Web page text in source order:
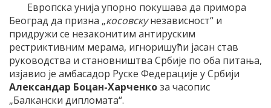
Европска унија упорно покушава да примора
Београд да призна „косовскунезависност“ и
придружи се незаконитим антируским
рестриктивним мерама, игноришући јасан став
руководства и становништва Србије по оба питања,
изјавио је амбасадор Руске Федерације у Србији
Александар Боцан-Харченкоза часопис
„Балкански дипломата“.